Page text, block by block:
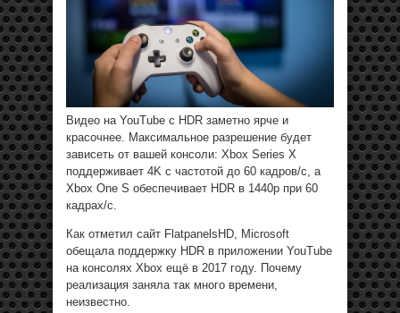
Видео на YouTube с HDR заметно ярче и
красочнее. Максимальное разрешение будет
зависеть от вашей консоли: Xbox Series X
поддерживает 4K с частотой до 60 кадров/с, а
Xbox One S обеспечивает HDR в 1440p при 60
кадрах/с.
Как отметил сайт FlatpanelsHD, Microsoft
обещала поддержку HDR в приложении YouTube
на консолях Xbox ещё в 2017 году. Почему
реализация заняла так много времени,
неизвестно.